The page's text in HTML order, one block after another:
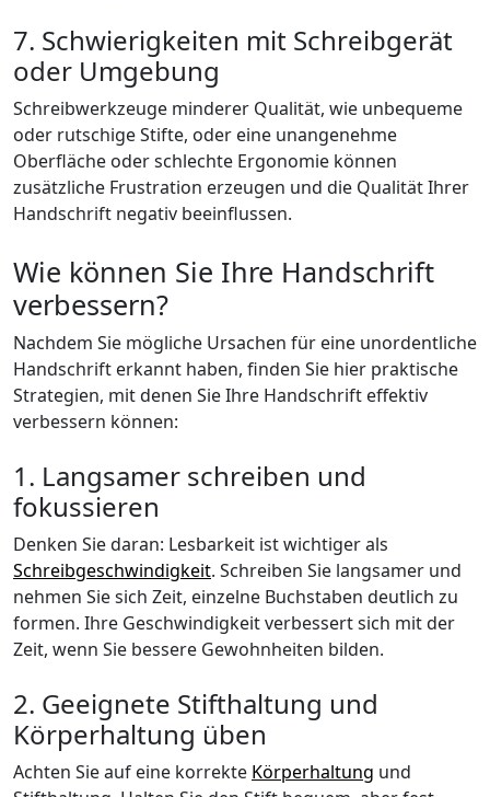
7. Schwierigkeiten mit Schreibgerät
oder Umgebung
Schreibwerkzeuge minderer Qualität, wie unbequeme
oder rutschige Stifte, oder eine unangenehme
Oberfläche oder schlechte Ergonomie können
zusätzliche Frustration erzeugen und die Qualität Ihrer
Handschrift negativ beeinflussen.
Wie können Sie Ihre Handschrift
verbessern?
Nachdem Sie mögliche Ursachen für eine unordentliche
Handschrift erkannt haben, finden Sie hier praktische
Strategien, mit denen Sie Ihre Handschrift effektiv
verbessern können:
1. Langsamer schreiben und
fokussieren
Denken Sie daran: Lesbarkeit ist wichtiger als
Schreibgeschwindigkeit. Schreiben Sie langsamer und
nehmen Sie sich Zeit, einzelne Buchstaben deutlich zu
formen. Ihre Geschwindigkeit verbessert sich mit der
Zeit, wenn Sie bessere Gewohnheiten bilden.
2. Geeignete Stifthaltung und
Körperhaltung üben
Achten Sie auf eine korrekte Körperhaltung und